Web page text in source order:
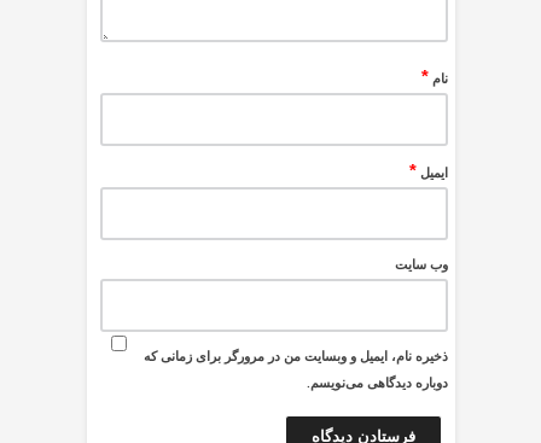
نام*
ایمیل*
وب‌ سایت
ذخیره نام، ایمیل و وبسایت من در مرورگر برای زمانی که
دوباره دیدگاهی می‌نویسم.